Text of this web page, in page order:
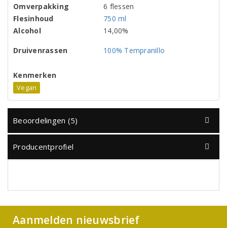
Omverpakking
6 flessen
Flesinhoud
750 ml
Alcohol
14,00%
Druivenrassen 100% Tempranillo
Kenmerken
Vegan
Beoordelingen (5)
Producentprofiel
Aanmelden nieuwsbrief